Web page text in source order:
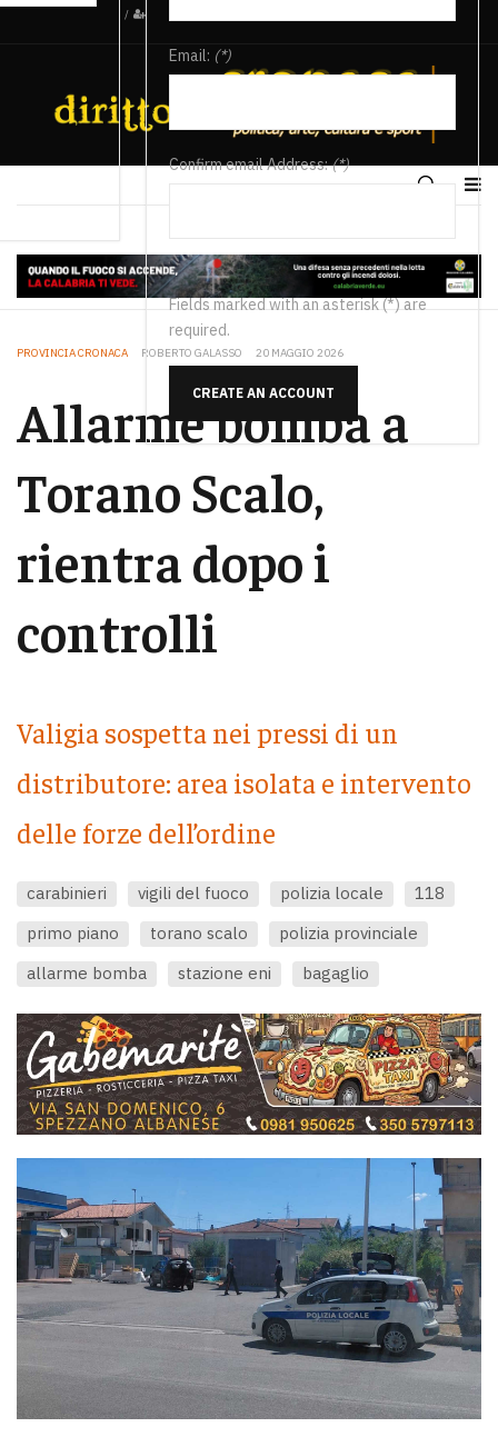
/
Email: (*)
Confirm email Address:(*)
Fields marked with an asterisk (*) are
required.
CREATE AN ACCOUNT
PROVINCIA CRONACA ROBERTO GALASSO 20 MAGGIO 2026
Allarme bomba a
Torano Scalo,
rientra dopo i
controlli
Valigia sospetta nei pressi di un
distributore: area isolata e intervento
delle forze dell’ordine
carabinieri vigili del fuoco polizia locale
118
primo piano
torano scalo
polizia provinciale
allarme bomba
stazione eni bagaglio